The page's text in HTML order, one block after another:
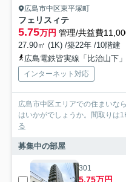
広島市中区東平塚町
フェリスィテ
5.75万円 管理/共益費
27.90㎡ (1K) /築22年 /10階建
広島電鉄皆実線「比治山下
インターネット対応
広島市中区エリアでの住まいな
はいかがでしょうか。間取りは
る
募集中の部屋
301
5.75万円